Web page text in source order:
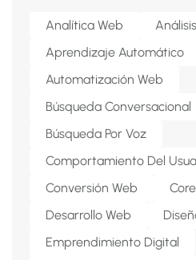
Analítica Web
Aprendizaje Automático
Automatización Web
Búsqueda Conversacional
Búsqueda Por Voz
Comportamiento Del
Conversión Web
Desarrollo Web
Emprendimiento Digital